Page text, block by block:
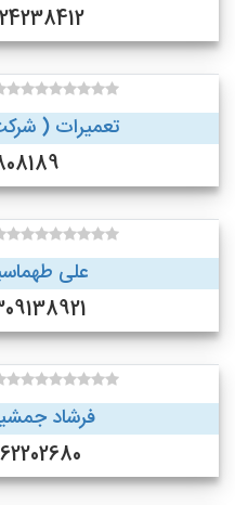
09124238412
تعمیرات (
()
علی
09309138921
فرشاد
09362202680